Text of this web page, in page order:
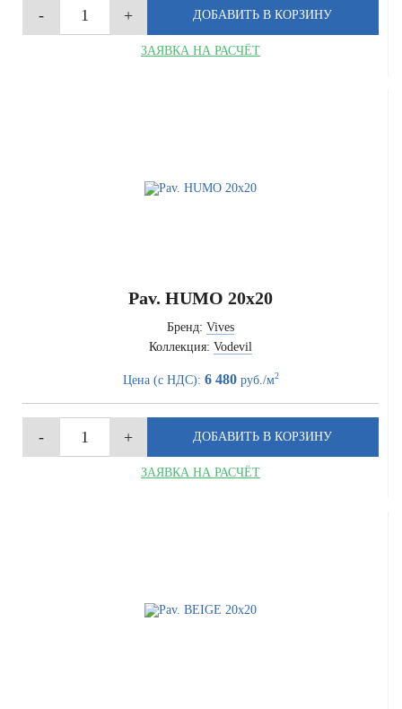
ЗАЯВКА НА РАСЧЁТ
Pav. HUMO 20x20
Бренд: Vives
Коллекция: Vodevil
Цена (с НДС): 6 480руб./м2
ЗАЯВКА НА РАСЧЁТ